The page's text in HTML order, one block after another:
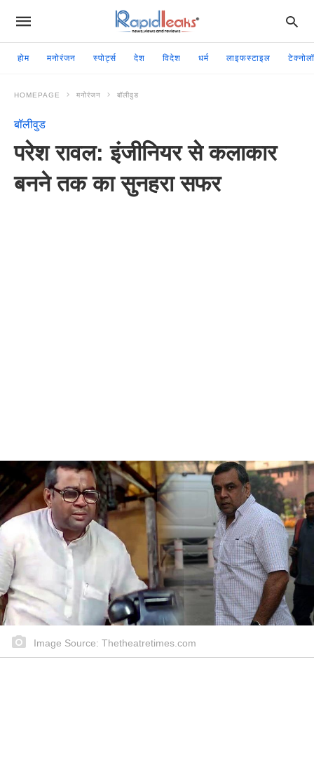
होम मनोरंजन स्पोर्ट्स देश विदेश धर्म लाइफस्टाइल
HOMEPAGE मनोरंजन बॉलीवुड
बॉलीवुड
परेश रावल: इंजीनियर से कलाकार
बनने तक का सुनहरा सफर
Image Source: Thetheatretimes.com